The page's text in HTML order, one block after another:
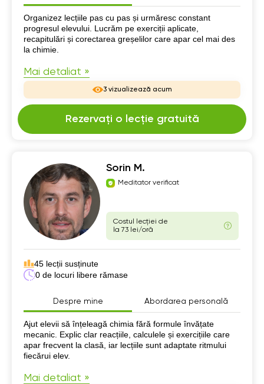
Despre mine
Organizez lecțiile pas cu pas și urmăresc constant
progresul elevului. Lucrăm pe exerciții aplicate,
recapitulări și corectarea greșelilor care apar cel mai des
la chimie.
Mai detaliat »
3 vizualizează acum
Rezervați o lecție gratuită
Sorin M.
Meditator verificat
Costul lecției de
la 73 lei/oră
45 lecții susținute
0 de locuri libere rămase
Despre mine Abordarea personală
Despre mine
Ajut elevii să înțeleagă chimia fără formule învățate
mecanic. Explic clar reacțiile, calculele și exercițiile care
apar frecvent la clasă, iar lecțiile sunt adaptate ritmului
fiecărui elev.
Mai detaliat »